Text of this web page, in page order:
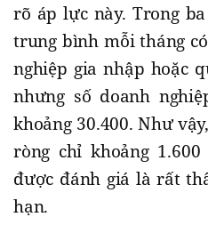
rõ áp lực này. Trong
trung bình mỗi tháng
nghiệp gia nhập hoặc
nhưng số doanh
khoảng 30.400. Như
ròng chỉ khoảng
được đánh giá là rất
hạn.